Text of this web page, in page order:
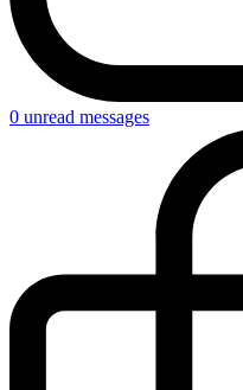
0 unread messages